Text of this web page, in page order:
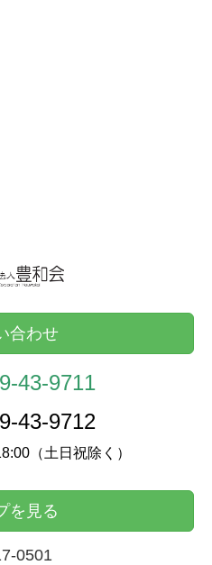
合わせ
43-9711
43-9712
（土日祝除く）
を見る
0501